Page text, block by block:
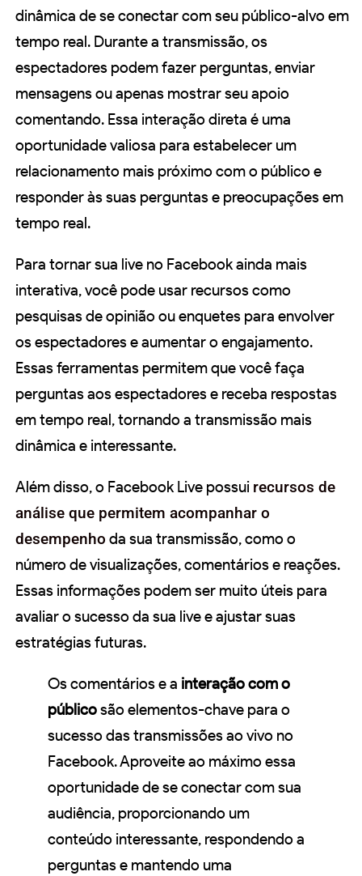
dinâmica de se conectar com seu público-alvo em
tempo real. Durante a transmissão, os
espectadores podem fazer perguntas, enviar
mensagens ou apenas mostrar seu apoio
comentando. Essa interação direta é uma
oportunidade valiosa para estabelecer um
relacionamento mais próximo com o público e
responder às suas perguntas e preocupações em
tempo real.
Para tornar sua live no Facebook ainda mais
interativa, você pode usar recursos como
pesquisas de opinião ou enquetes para envolver
os espectadores e aumentar o engajamento.
Essas ferramentas permitem que você faça
perguntas aos espectadores e receba respostas
em tempo real, tornando a transmissão mais
dinâmica e interessante.
Além disso, o Facebook Live possui recursos de
análise que permitem acompanhar o
desempenho da sua transmissão, como o
número de visualizações, comentários e reações.
Essas informações podem ser muito úteis para
avaliar o sucesso da sua live e ajustar suas
estratégias futuras.
Os comentários e a interação com o
públicosão elementos-chave para o
sucesso das transmissões ao vivo no
Facebook. Aproveite ao máximo essa
oportunidade de se conectar com sua
audiência, proporcionando um
conteúdo interessante, respondendo a
perguntas e mantendo uma